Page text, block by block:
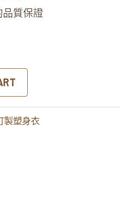
品質保證
製塑身衣